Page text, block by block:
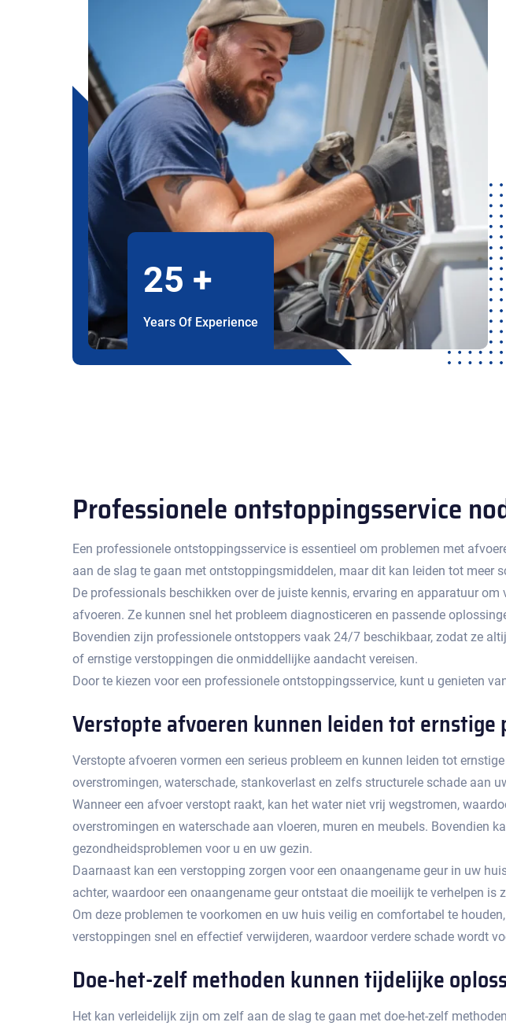
25 +
Years Of Experience
Professionele ontstoppingsservice
Een professionele ontstoppingsservice is essentieel om problemen met
aan de slag te gaan met ontstoppingsmiddelen, maar dit kan leiden tot meer
De professionals beschikken over de juiste kennis, ervaring en apparatuur
afvoeren.​ Ze kunnen snel het probleem diagnosticeren en passende
Bovendien zijn professionele ontstoppers vaak 24/7 beschikbaar, zodat ze
of ernstige verstoppingen die onmiddellijke aandacht vereisen.​
Door te kiezen voor een professionele ontstoppingsservice, kunt u genieten
Verstopte afvoeren kunnen leiden tot ernstige
Verstopte afvoeren vormen een serieus probleem en kunnen leiden tot
overstromingen, waterschade, stankoverlast en zelfs structurele schade aan
Wanneer een afvoer verstopt raakt, kan het water niet vrij wegstromen,
overstromingen en waterschade aan vloeren, muren en meubels.​ Bovendien
gezondheidsproblemen voor u en uw gezin.​
Daarnaast kan een verstopping zorgen voor een onaangename geur in uw
achter, waardoor een onaangename geur ontstaat die moeilijk te verhelpen is
Om deze problemen te voorkomen en uw huis veilig en comfortabel te
verstoppingen snel en effectief verwijderen, waardoor verdere schade wordt
Doe-het-zelf methoden kunnen tijdelijke
Het kan verleidelijk zijn om zelf aan de slag te gaan met doe-het-zelf